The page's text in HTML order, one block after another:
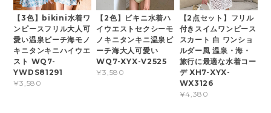
【3色】bikini水着ワ
ンピースフリル大人可
愛い温泉ビーチ海モノ
キニタンキニハイウエ
スト WQ7-
YWDS81291
¥3,580
【2色】ビキニ水着ハ
イウエストセクシーモ
ノキニタンキニ温泉ビ
ーチ海大人可愛い
WQ7-XYX-V2525
¥3,580
【2点セット】フリル
付きスイムワンピース
スカート 白 ワンショ
ルダー風 温泉・海・
旅行に最適な水着コー
デ XH7-XYX-
WX3126
¥4,380